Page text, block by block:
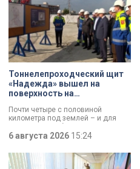
Тоннелепроходческий щит
«Надежда» вышел на
поверхность на
Почти четыре с половиной
километра под землей – и для
«Надежды» забрезжил свет:
проходческий щит вышел на
поверхность. О ходе работ у
демонтажного котлована сегодня
рассказали губернатору
6 августа 2026 15:24